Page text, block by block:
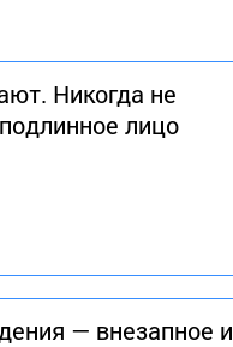
Никогда не
лицо
— внезапное и